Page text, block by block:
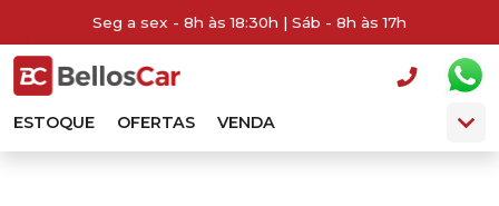
Seg a sex - 8h às 18:30h | Sáb - 8h às 17h
ESTOQUE OFERTAS VENDA